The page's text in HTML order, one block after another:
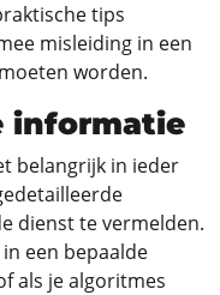
tips
misleiding in een
worden.
informatie
belangrijk in ieder
dienst te vermelden.
een bepaalde
als je algoritmes